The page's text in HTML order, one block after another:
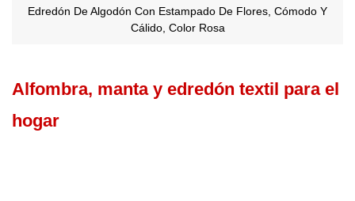
Edredón De Algodón Con Estampado De Flores, Cómodo Y
Cálido, Color Rosa
Alfombra, manta y edredón textil para el
hogar